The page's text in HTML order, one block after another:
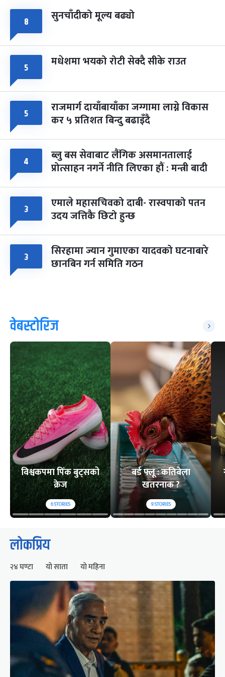
८ सुनचाँदीको मूल्य बढ्यो
५ मधेशमा भयको रोटी सेक्दै सीके राउत
५ राजमार्ग दायाँबायाँका जग्गामा लाग्ने विकास
कर ५ प्रतिशत बिन्दु बढाइँदै
४ ब्लु बस सेवाबाट लैंगिक असमानतालाई
प्रोत्साहन नगर्ने नीति लिएका हौं : मन्त्री बादी
३ एमाले महासचिवको दाबी- रास्वपाको पतन
उदय जत्तिकै छिटो हुन्छ
३ सिरहामा ज्यान गुमाएका यादवको घटनाबारे
छानबिन गर्न समिति गठन
वेबस्टोरिज
विश्वकपमा पिंक बुट्सको
क्रेज
6STORIES
बर्ड फ्लू : कतिबेला
खतरनाक ?
9STORIES
लोकप्रिय
२४ घण्टा यो साता यो महिना